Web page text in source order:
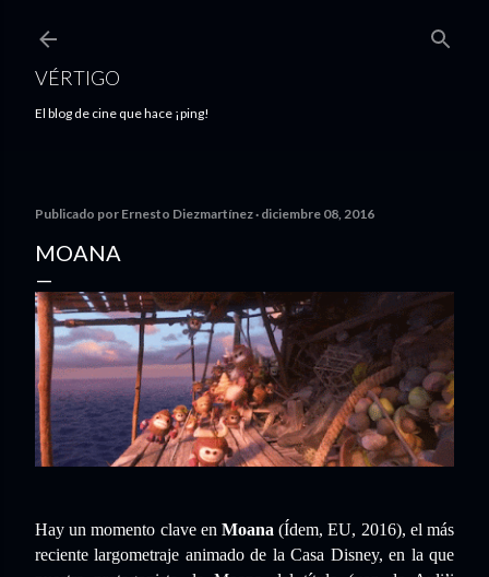
VÉRTIGO
El blog de cine que hace ¡ping!
Publicado por Ernesto Diezmartínez diciembre 08, 2016
MOANA
Hay un momento clave en Moana (Ídem, EU, 2016), el más
reciente largometraje animado de la Casa Disney, en la que